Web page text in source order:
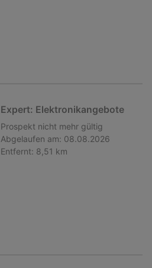
Expert: Elektronikangebote
Prospekt nicht mehr gültig
Abgelaufen am: 08.08.2026
Entfernt: 8,51 km